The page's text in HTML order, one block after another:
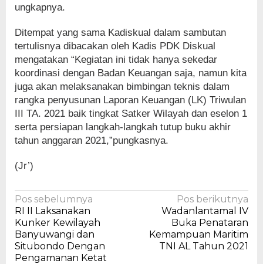
ungkapnya.
Ditempat yang sama Kadiskual dalam sambutan
tertulisnya dibacakan oleh Kadis PDK Diskual
mengatakan “Kegiatan ini tidak hanya sekedar
koordinasi dengan Badan Keuangan saja, namun kita
juga akan melaksanakan bimbingan teknis dalam
rangka penyusunan Laporan Keuangan (LK) Triwulan
III TA. 2021 baik tingkat Satker Wilayah dan eselon 1
serta persiapan langkah-langkah tutup buku akhir
tahun anggaran 2021,”pungkasnya.
(Jr’)
Navigasi
pos
Pos sebelumnya
RI II Laksanakan
Kunker Kewilayah
Banyuwangi dan
Situbondo Dengan
Pengamanan Ketat
Pos berikutnya
Wadanlantamal IV
Buka Penataran
Kemampuan Maritim
TNI AL Tahun 2021